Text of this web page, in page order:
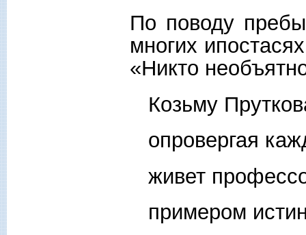
По поводу
многих
«Никто
Козьму
опровергая
живет
примером